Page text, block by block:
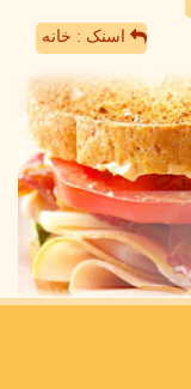
اسنک : خانه